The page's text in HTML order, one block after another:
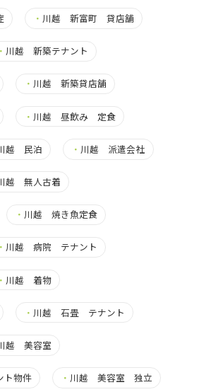
・ 川越 新富町 貸店舗
・ 川越 新築テナント
・ 川越 新築貸店舗
・ 川越 昼飲み 定食
越 民泊 ・ 川越 派遣会社
越 無人古着
・ 川越 焼き魚定食
・ 川越 病院 テナント
・ 川越 着物
・ 川越 石畳 テナント
越 美容室
物件 ・ 川越 美容室 独立